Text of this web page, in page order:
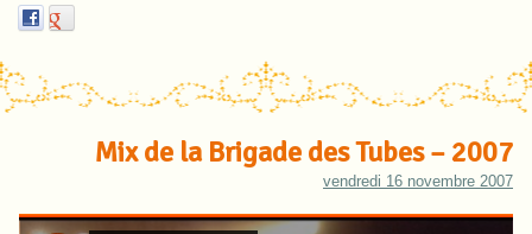
Mix de la Brigade des Tubes – 2007
vendredi 16 novembre 2007